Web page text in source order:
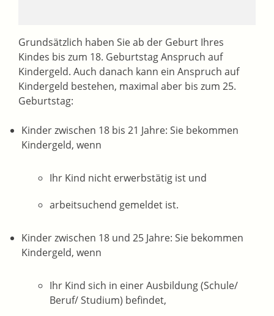
Grundsätzlich haben Sie ab der Geburt Ihres
Kindes bis zum 18. Geburtstag Anspruch auf
Kindergeld. Auch danach kann ein Anspruch auf
Kindergeld bestehen, maximal aber bis zum 25.
Geburtstag:
Kinder zwischen 18 bis 21 Jahre: Sie bekommen
Kindergeld, wenn
Ihr Kind nicht erwerbstätig ist und
arbeitsuchend gemeldet ist.
Kinder zwischen 18 und 25 Jahre: Sie bekommen
Kindergeld, wenn
Ihr Kind sich in einer Ausbildung (Schule/
Beruf/ Studium) befindet,